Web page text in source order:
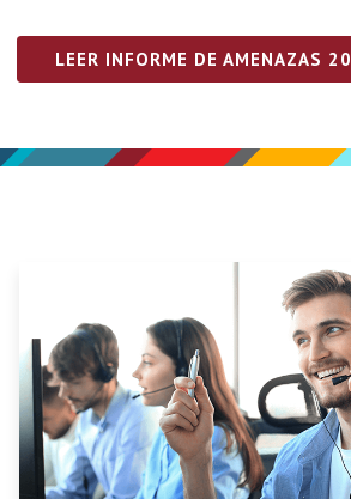
LEER INFORME DE AMENAZAS